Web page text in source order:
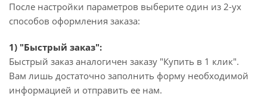
После настройки параметров выберите один из 2-ух
способов оформления заказа:
1) "Быстрый заказ":
Быстрый заказ аналогичен заказу "Купить в 1 клик".
Вам лишь достаточно заполнить форму необходимой
информацией и отправить ее нам.